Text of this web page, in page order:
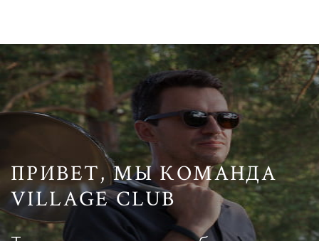
ПРИВЕТ, МЫ КОМАНДА
VILLAGE CLUB